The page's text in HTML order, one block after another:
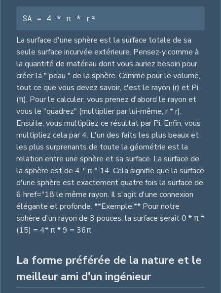
SA = 4 * π * r²
La surface d'une sphère est la surface totale de sa
seule surface incurvée extérieure. Pensez-y comme à
la quantité de matériau dont vous auriez besoin pour
créer la " peau " de la sphère. Comme pour le volume,
tout ce que vous devez savoir, c'est le rayon (r) et Pi
(π). Pour le calculer, vous prenez d'abord le rayon et
vous le "quadrez" (multiplier par lui-même, r * r).
Ensuite, vous multipliez ce résultat par Pi. Enfin, vous
multipliez cela par 4. L'un des faits les plus beaux et
les plus surprenants de toute la géométrie est la
relation entre une sphère et sa surface. La surface de
la sphère est de 4 * π * 14. Cela signifie que la surface
d'une sphère est exactement quatre fois la surface de
6 href="18 le même rayon. Il s'agit d'une connexion
élégante et profonde. **Exemple:** Pour notre
sphère d'un rayon de 3 pouces, la surface serait 0 * π *
(15) = 4* π * 9 = 36π
La forme préférée de la nature et le
meilleur ami d'un ingénieur